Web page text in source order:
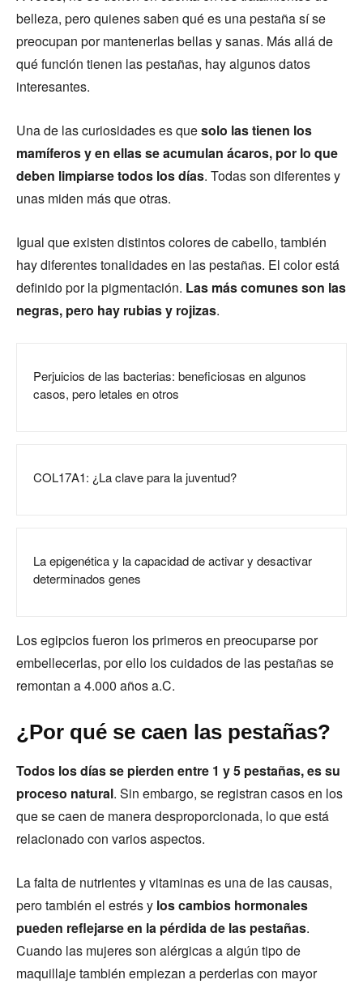
belleza, pero quienes saben qué es una pestaña sí se
preocupan por mantenerlas bellas y sanas. Más allá de
qué función tienen las pestañas, hay algunos datos
interesantes.
Una de las curiosidades es quesolo las tienen los
mamíferos y en ellas se acumulan ácaros, por lo que
deben limpiarse todos los días. Todas son diferentes y
unas miden más que otras.
Igual que existen distintos colores de cabello, también
hay diferentes tonalidades en las pestañas. El color está
definido por la pigmentación. Las más comunes son las
negras, pero hay rubias y rojizas.
Perjuicios de las bacterias: beneficiosas en algunos
casos, pero letales en otros
COL17A1: ¿La clave para la juventud?
La epigenética y la capacidad de activar y desactivar
determinados genes
Los egipcios fueron los primeros en preocuparse por
embellecerlas, por ello los cuidados de las pestañas se
remontan a 4.000 años a.C.
¿Por qué se caen las pestañas?
Todos los días se pierden entre 1 y 5 pestañas, es su
proceso natural. Sin embargo, se registran casos en los
que se caen de manera desproporcionada, lo que está
relacionado con varios aspectos.
La falta de nutrientes y vitaminas es una de las causas,
pero también el estrés y los cambios hormonales
pueden reflejarse en la pérdida de las pestañas.
Cuando las mujeres son alérgicas a algún tipo de
maquillaje también empiezan a perderlas con mayor